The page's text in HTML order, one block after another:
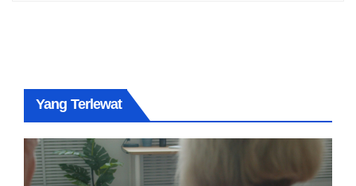
Yang Terlewat